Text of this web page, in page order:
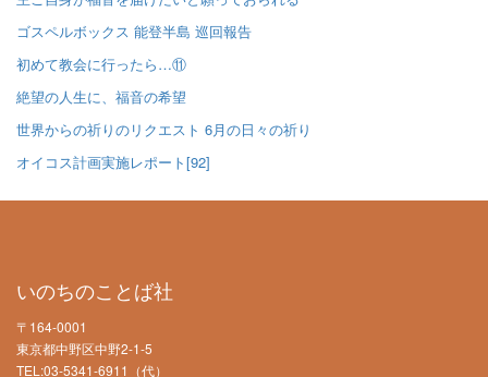
ゴスペルボックス 能登半島 巡回報告
初めて教会に行ったら…⑪
絶望の人生に、福音の希望
世界からの祈りのリクエスト 6月の日々の祈り
オイコス計画実施レポート[92]
いのちのことば社
〒164-0001
東京都中野区中野2-1-5
TEL:03-5341-6911（代）